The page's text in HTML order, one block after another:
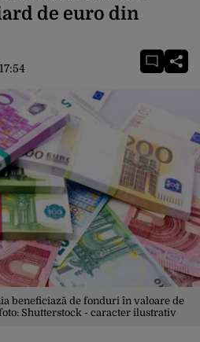
de euro din
beneficiază de fonduri în valoare de
Shutterstock - caracter ilustrativ